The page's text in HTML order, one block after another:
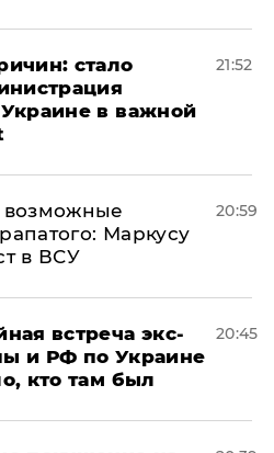
стало
в важной
21:52
возможные
Маркусу
в ВСУ
20:59
встреча экс-
и РФ по Украине
кто там был
20:45